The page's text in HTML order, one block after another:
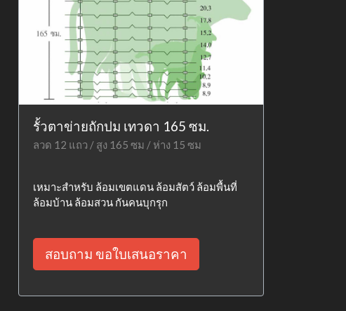
รั้วตาข่ายถักปม เทวดา 165 ซม.
ลวด 12 แถว / สูง 165 ซม / ห่าง 15 ซม
เหมาะสำหรับ ล้อมเขตแดน ล้อมสัตว์ ล้อมพื้นที่
ล้อมบ้าน ล้อมสวน กันคนบุกรุก
สอบถาม ขอใบเสนอราคา